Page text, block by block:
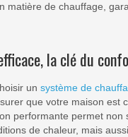
matière de chauffage,
la clé du
un système de
que votre maison est
performante permet non
de chaleur, mais